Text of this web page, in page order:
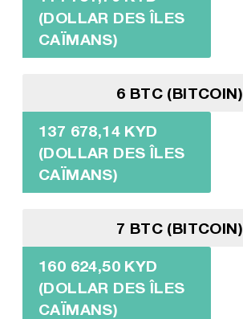
(DOLLAR DES ÎLES
CAÏMANS)
6 BTC (BITCOIN)
137 678,14 KYD
(DOLLAR DES ÎLES
CAÏMANS)
7 BTC (BITCOIN)
160 624,50 KYD
(DOLLAR DES ÎLES
CAÏMANS)